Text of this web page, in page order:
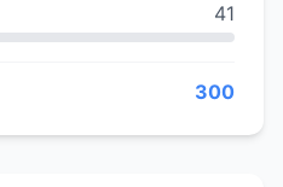
41
300